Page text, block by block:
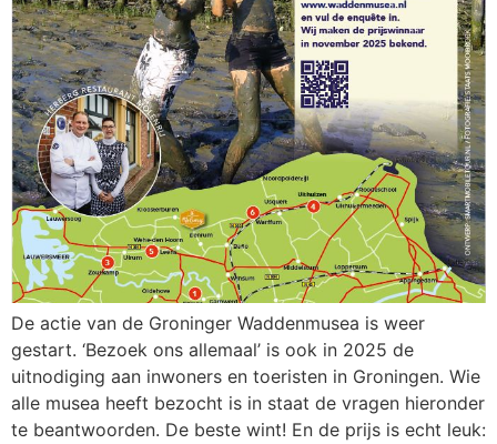
De actie van de Groninger Waddenmusea is weer
gestart. ‘Bezoek ons allemaal’ is ook in 2025 de
uitnodiging aan inwoners en toeristen in Groningen. Wie
alle musea heeft bezocht is in staat de vragen hieronder
te beantwoorden. De beste wint! En de prijs is echt leuk: